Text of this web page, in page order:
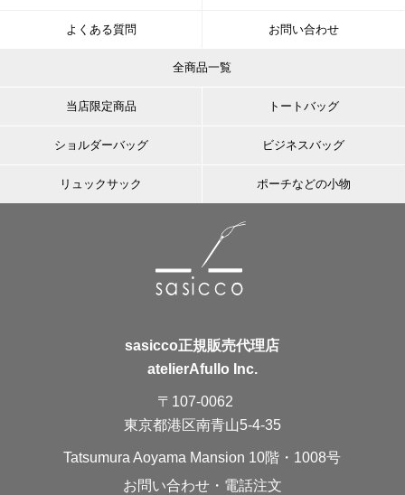
よくある質問 お問い合わせ
全商品一覧
当店限定商品 トートバッグ
ショルダーバッグ ビジネスバッグ
リュックサック ポーチなどの小物
sasicco正規販売代理店
atelierAfullo Inc.
〒107-0062
東京都港区南青山5-4-35
Tatsumura Aoyama Mansion 10階・1008号
お問い合わせ・電話注文